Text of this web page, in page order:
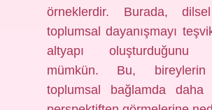
örneklerdir. Burada, dilsel
toplumsal dayanışmayı
altyapı oluşturduğunu
mümkün. Bu, bireylerin
toplumsal bağlamda